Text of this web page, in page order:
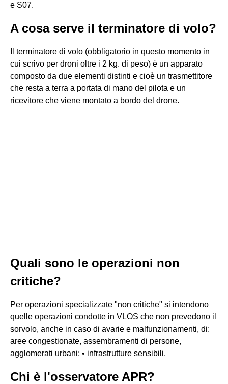
e S07.
A cosa serve il terminatore di volo?
Il terminatore di volo (obbligatorio in questo momento in
cui scrivo per droni oltre i 2 kg. di peso) è un apparato
composto da due elementi distinti e cioè un trasmettitore
che resta a terra a portata di mano del pilota e un
ricevitore che viene montato a bordo del drone.
Quali sono le operazioni non
critiche?
Per operazioni specializzate "non critiche" si intendono
quelle operazioni condotte in VLOS che non prevedono il
sorvolo, anche in caso di avarie e malfunzionamenti, di:
aree congestionate, assembramenti di persone,
agglomerati urbani; • infrastrutture sensibili.
Chi è l'osservatore APR?